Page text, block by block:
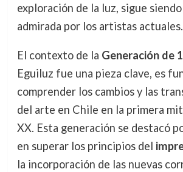
exploración de la luz, sigue
admirada por los artistas actuales.
El contexto de la Generación de
Eguiluz fue una pieza clave, es
comprender los cambios y las
del arte en Chile en la primera
XX. Esta generación se destacó
en superar los principios del
la incorporación de las nuevas